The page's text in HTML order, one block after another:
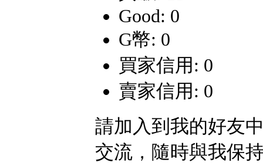
Good: 0
G幣: 0
買家信用: 0
賣家信用: 0
請加入到我的好友
交流，隨時與我保